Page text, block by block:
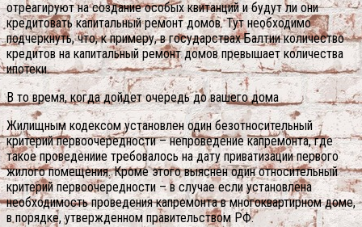
отреагируют на создание особых квитанций и будут ли они
кредитовать капитальный ремонт домов. Тут необходимо
подчеркнуть, что, к примеру, в государствах Балтии количество
кредитов на капитальный ремонт домов превышает количества
ипотеки.
В то время, когда дойдет очередь до вашего дома
Жилищным кодексом установлен один безотносительный
критерий первоочередности – непроведение капремонта, где
такое проведениие требовалось на дату приватизации первого
жилого помещения. Кроме этого выяснен один относительный
критерий первоочередности – в случае если установлена
необходимость проведения капремонта в многоквартирном доме,
в порядке, утвержденном правительством РФ.